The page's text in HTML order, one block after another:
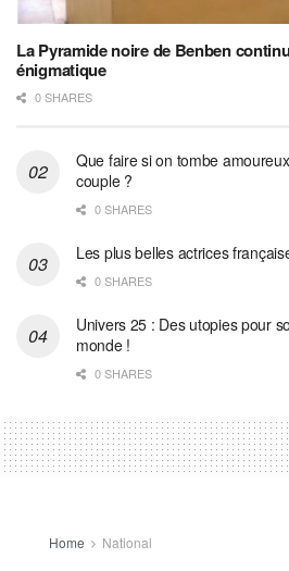
La Pyramide noire de Benben
énigmatique
0 SHARES
Que faire si on tombe
couple ?
0 SHARES
Les plus belles actrices
0 SHARES
Univers 25 : Des utopies pour
monde !
0 SHARES
Home National